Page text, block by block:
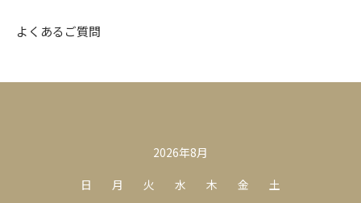
よくあるご質問
2026年8月
日
月 火 水 木 金 土